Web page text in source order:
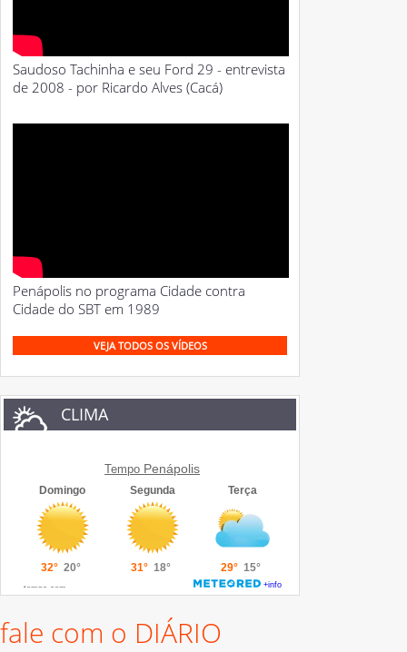
Saudoso Tachinha e seu Ford 29 - entrevista
de 2008 - por Ricardo Alves (Cacá)
Penápolis no programa Cidade contra
Cidade do SBT em 1989
VEJA TODOS OS VÍDEOS
CLIMA
Tempo Penápolis
fale com o DIÁRIO